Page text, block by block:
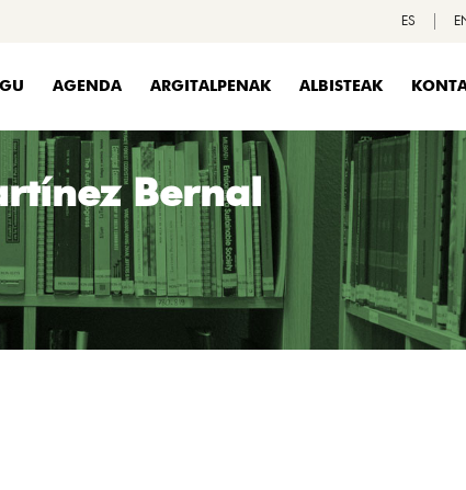
ES
AGENDA ARGITALPENAK ALBISTEAK
Bernal